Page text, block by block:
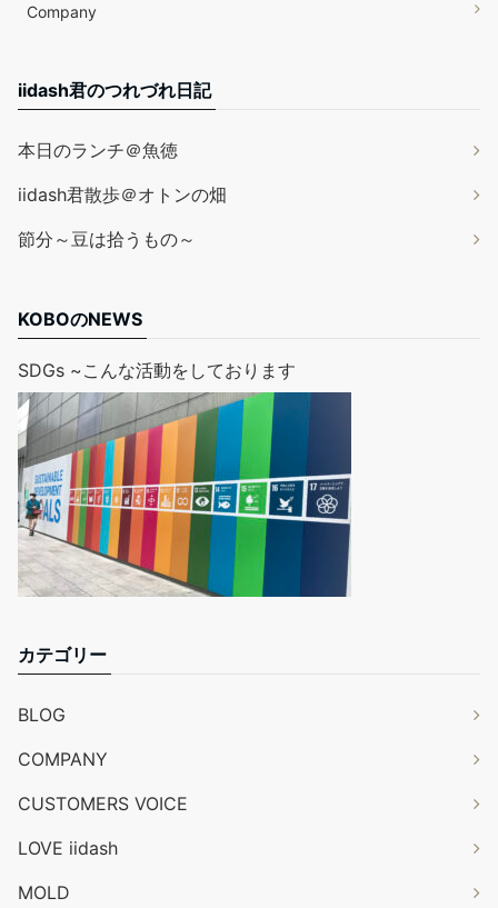
Company
iidash君のつれづれ日記
本日のランチ＠魚徳
iidash君散歩＠オトンの畑
節分～豆は拾うもの～
KOBOのNEWS
SDGs ~こんな活動をしております
カテゴリー
BLOG
COMPANY
CUSTOMERS VOICE
LOVE iidash
MOLD